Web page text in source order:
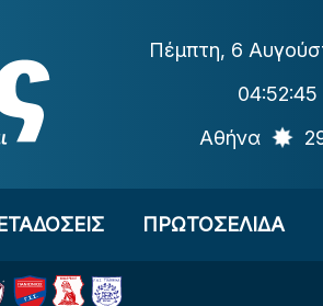
Πέμπτη, 6
04:52:45
Αθήνα
ΠΡΩΤΟΣΕΛΙΔΑ